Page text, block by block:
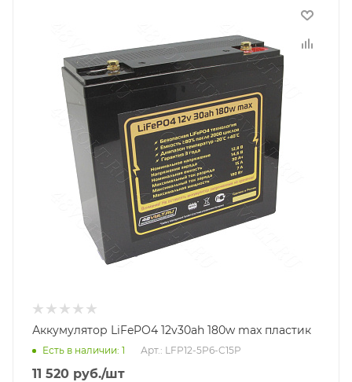
Аккумулятор LiFePO4 12v30ah 180w max пластик
Есть в наличии: 1 Арт.: LFP12-5P6-C15P
11 520 руб./шт